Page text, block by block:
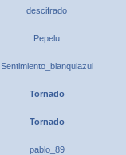
descifrado
Pepelu
Sentimiento_blanquiazul
Tornado
Tornado
pablo_89